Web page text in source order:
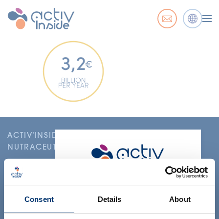
Consent Details About
Merci de sélectionner votre
marché
Global USA
ACTIV'INSIDE: UPGRADE YOUR
NUTRACEUTICALS